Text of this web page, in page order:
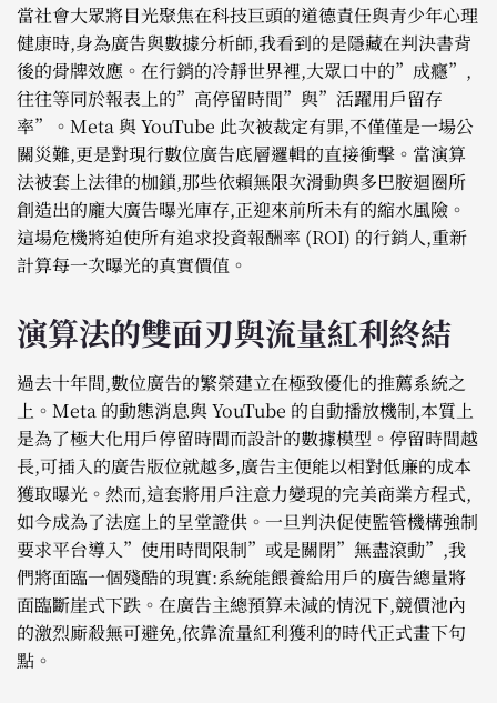
當社會大眾將目光聚焦在科技巨頭的道德責任與青少年心理
健康時,身為廣告與數據分析師,我看到的是隱藏在判決書背
後的骨牌效應。在行銷的冷靜世界裡,大眾口中的”成癮”,
往往等同於報表上的”高停留時間”與”活躍用戶留存
率”。Meta 與 YouTube 此次被裁定有罪,不僅僅是一場公
關災難,更是對現行數位廣告底層邏輯的直接衝擊。當演算
法被套上法律的枷鎖,那些依賴無限次滑動與多巴胺迴圈所
創造出的龐大廣告曝光庫存,正迎來前所未有的縮水風險。
這場危機將迫使所有追求投資報酬率 (ROI) 的行銷人,重新
計算每一次曝光的真實價值。
演算法的雙面刃與流量紅利終結
過去十年間,數位廣告的繁榮建立在極致優化的推薦系統之
上。Meta 的動態消息與 YouTube 的自動播放機制,本質上
是為了極大化用戶停留時間而設計的數據模型。停留時間越
長,可插入的廣告版位就越多,廣告主便能以相對低廉的成本
獲取曝光。然而,這套將用戶注意力變現的完美商業方程式,
如今成為了法庭上的呈堂證供。一旦判決促使監管機構強制
要求平台導入”使用時間限制”或是關閉”無盡滾動”,我
們將面臨一個殘酷的現實:系統能餵養給用戶的廣告總量將
面臨斷崖式下跌。在廣告主總預算未減的情況下,競價池內
的激烈廝殺無可避免,依靠流量紅利獲利的時代正式畫下句
點。